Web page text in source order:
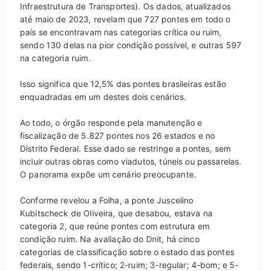
Infraestrutura de Transportes). Os dados, atualizados
até maio de 2023, revelam que 727 pontes em todo o
país se encontravam nas categorias crítica ou ruim,
sendo 130 delas na pior condição possível, e outras 597
na categoria ruim.
Isso significa que 12,5% das pontes brasileiras estão
enquadradas em um destes dois cenários.
Ao todo, o órgão responde pela manutenção e
fiscalização de 5.827 pontes nos 26 estados e no
Distrito Federal. Esse dado se restringe a pontes, sem
incluir outras obras como viadutos, túneis ou passarelas.
O panorama expõe um cenário preocupante.
Conforme revelou a Folha, a ponte Juscelino
Kubitscheck de Oliveira, que desabou, estava na
categoria 2, que reúne pontes com estrutura em
condição ruim. Na avaliação do Dnit, há cinco
categorias de classificação sobre o estado das pontes
federais, sendo 1-crítico; 2-ruim; 3-regular; 4-bom; e 5-